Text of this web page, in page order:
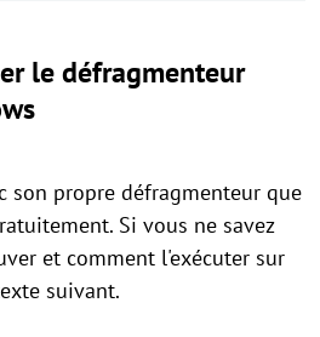
le défragmenteur
son propre défragmenteur que
Si vous ne savez
et comment l'exécuter sur
suivant.